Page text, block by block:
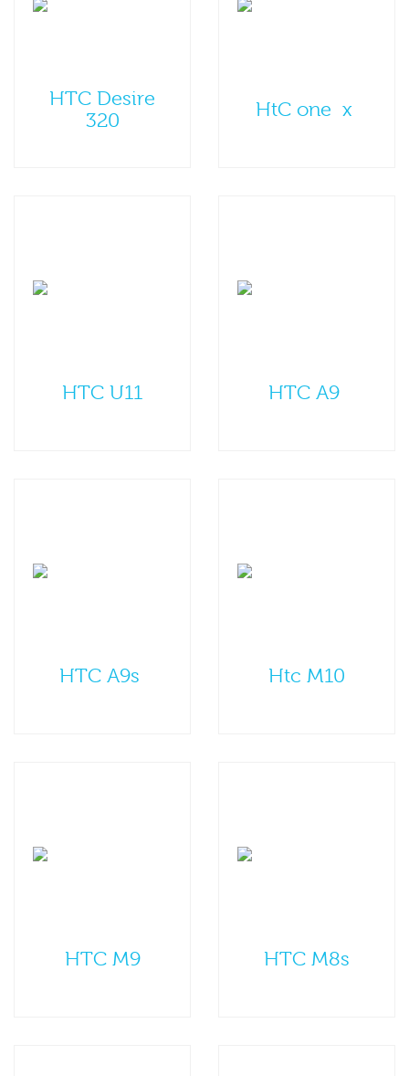
HTC Desire
320
HtC one x
HTC U11 HTC A9
HTC A9s Htc M10
HTC M9 HTC M8s